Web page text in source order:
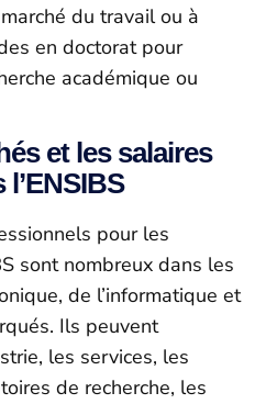
du travail ou à
en doctorat pour
académique ou
et les salaires
l’ENSIBS
pour les
sont nombreux dans les
de l’informatique et
Ils peuvent
les services, les
de recherche, les